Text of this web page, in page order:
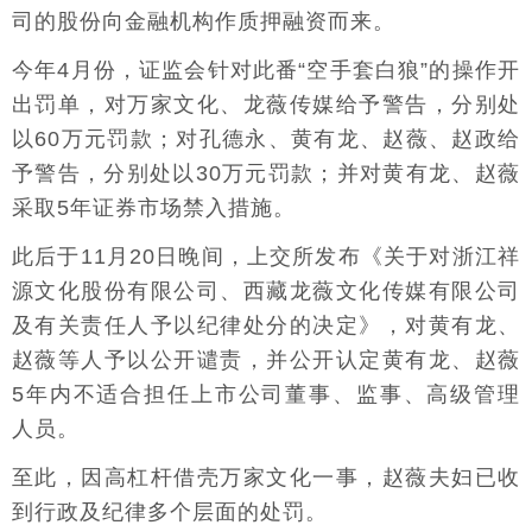
司的股份向金融机构作质押融资而来。
今年4月份，证监会针对此番“空手套白狼”的操作开
出罚单，对万家文化、龙薇传媒给予警告，分别处
以60万元罚款；对孔德永、黄有龙、赵薇、赵政给
予警告，分别处以30万元罚款；并对黄有龙、赵薇
采取5年证券市场禁入措施。
此后于11月20日晚间，上交所发布《关于对浙江祥
源文化股份有限公司、西藏龙薇文化传媒有限公司
及有关责任人予以纪律处分的决定》，对黄有龙、
赵薇等人予以公开谴责，并公开认定黄有龙、赵薇
5年内不适合担任上市公司董事、监事、高级管理
人员。
至此，因高杠杆借壳万家文化一事，赵薇夫妇已收
到行政及纪律多个层面的处罚。